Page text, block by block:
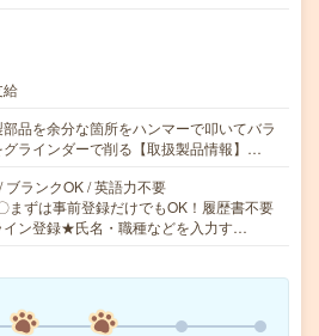
給
部品を余分な箇所をハンマーで叩いてバラ
グラインダーで削る【取扱製品情報】…
ブランクOK / 英語力不要
ずは事前登録だけでもOK！履歴書不要
イン登録★氏名・職種などを入力す…